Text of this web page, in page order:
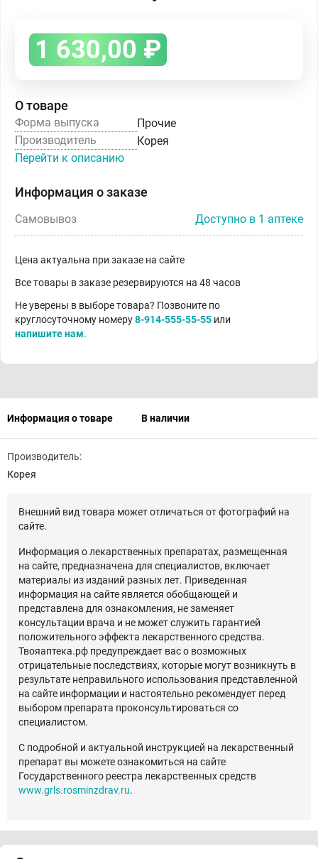
1 630,00 ₽
О товаре
Форма выпуска
Прочие
Производитель
Корея
Перейти к описанию
Информация о заказе
Самовывоз Доступно в 1 аптеке
Цена актуальна при заказе на сайте
Все товары в заказе резервируются на 48 часов
Не уверены в выборе товара? Позвоните по
круглосуточному номеру8-914-555-55-55 или
напишите нам.
Информация о товаре В наличии
Производитель:
Корея
Внешний вид товара может отличаться от фотографий на
сайте.
Информация о лекарственных препаратах, размещенная
на сайте, предназначена для специалистов, включает
материалы из изданий разных лет. Приведенная
информация на сайте является обобщающей и
представлена для ознакомления, не заменяет
консультации врача и не может служить гарантией
положительного эффекта лекарственного средства.
Твояаптека.рф предупреждает вас о возможных
отрицательные последствиях, которые могут возникнуть в
результате неправильного использования представленной
на сайте информации и настоятельно рекомендует перед
выбором препарата проконсультироваться со
специалистом.
С подробной и актуальной инструкцией на лекарственный
препарат вы можете ознакомиться на сайте
Государственного реестра лекарственных средств
www.grls.rosminzdrav.ru.